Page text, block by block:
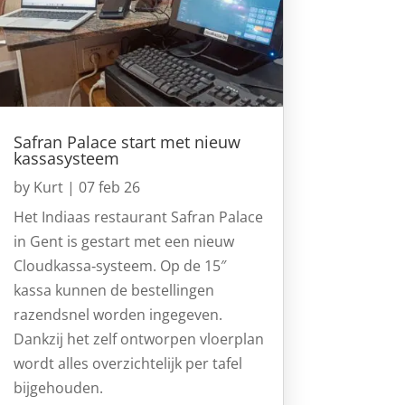
Safran Palace start met nieuw
kassasysteem
by Kurt| 07 feb 26
Het Indiaas restaurant Safran Palace
in Gent is gestart met een nieuw
Cloudkassa‑systeem. Op de 15″
kassa kunnen de bestellingen
razendsnel worden ingegeven.
Dankzij het zelf ontworpen vloerplan
wordt alles overzichtelijk per tafel
bijgehouden.